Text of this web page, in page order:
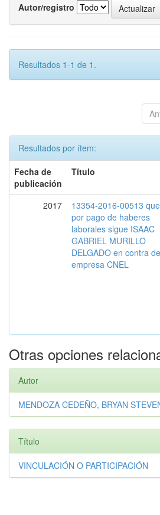
Autor/registro
Resultados 1-1 de 1.
Resultados por ítem:
Fecha de
publicación
Título
2017
13354-2016-00513 que
por pago de haberes
laborales sigue ISAAC
GABRIEL MURILLO
DELGADO en contra
empresa CNEL
Otras opciones
Autor
MENDOZA CEDEÑO, BRYAN
Título
VINCULACIÓN O PARTICIPACIÓN